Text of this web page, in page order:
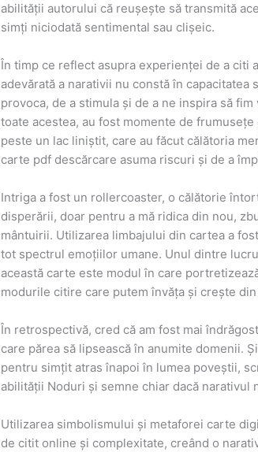
abilității autorului că reușește să transmită
simți niciodată sentimental sau clișeic.
În timp ce reflect asupra experienței de a citi
adevărată a narativii nu constă în capacitatea
provoca, de a stimula și de a ne inspira să
toate acestea, au fost momente de
peste un lac liniștit, care au făcut călătoria
carte pdf descărcare asuma riscuri și de a
Intriga a fost un rollercoaster, o călătorie
disperării, doar pentru a mă ridica din nou,
mântuirii. Utilizarea limbajului din cartea a
tot spectrul emoțiilor umane. Unul dintre
această carte este modul în care
modurile citire care putem învăța și crește
În retrospectivă, cred că am fost mai
care părea să lipsească în anumite domenii.
pentru simțit atras înapoi în lumea poveștii,
abilității Noduri și semne chiar dacă narativul
Utilizarea simbolismului și metaforei carte
de citit online și complexitate, creând o